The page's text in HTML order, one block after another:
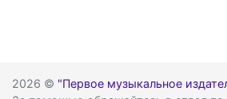
2026 © "Первое музыкальное